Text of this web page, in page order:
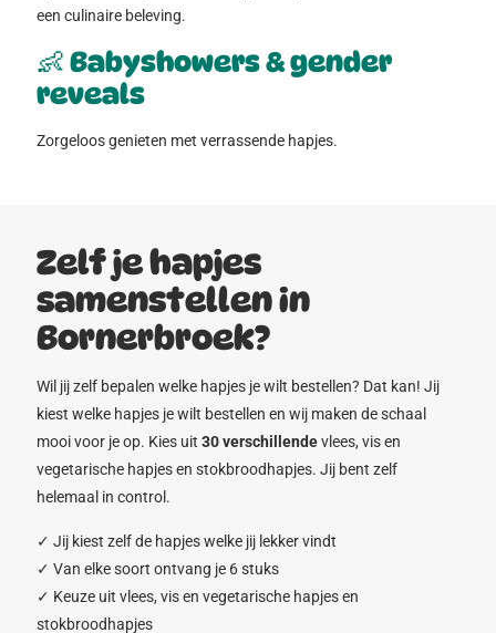
een culinaire beleving.
👶 Babyshowers & gender
reveals
Zorgeloos genieten met verrassende hapjes.
Zelf je hapjes
samenstellen in
Bornerbroek?
Wil jij zelf bepalen welke hapjes je wilt bestellen? Dat kan! Jij
kiest welke hapjes je wilt bestellen en wij maken de schaal
mooi voor je op. Kies uit 30 verschillendevlees, vis en
vegetarische hapjes en stokbroodhapjes. Jij bent zelf
helemaal in control.
✓ Jij kiest zelf de hapjes welke jij lekker vindt
✓ Van elke soort ontvang je 6 stuks
✓ Keuze uit vlees, vis en vegetarische hapjes en
stokbroodhapjes